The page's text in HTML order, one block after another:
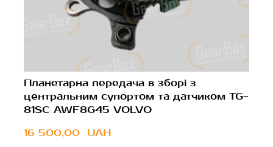
Планетарна передача в зборі з
центральним супортом та датчиком TG-
81SC AWF8G45 VOLVO
16 500,00  UAH